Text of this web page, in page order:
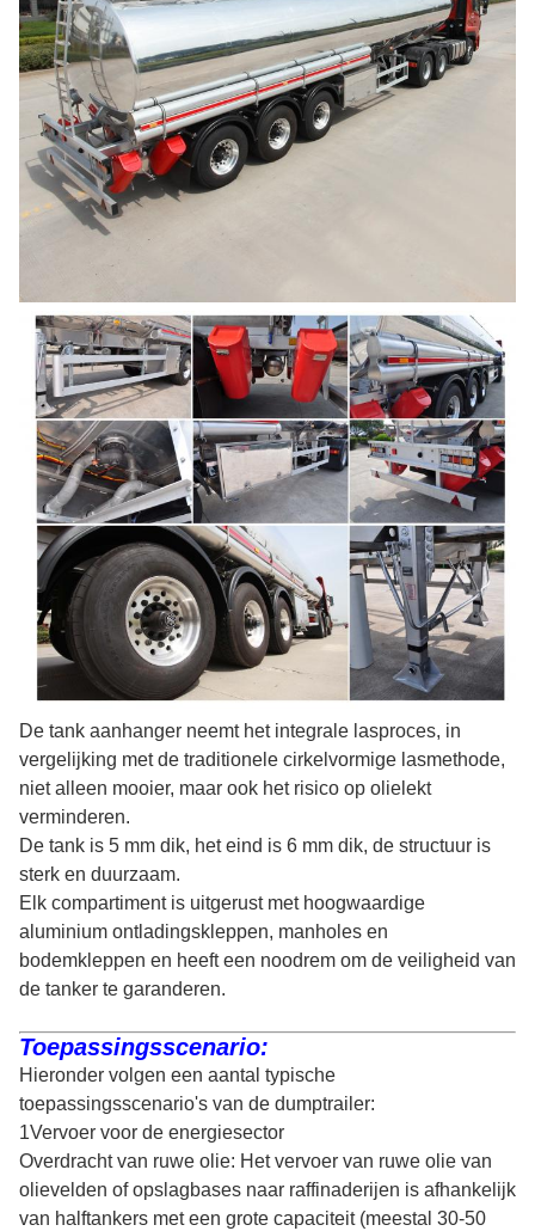
De tank aanhanger neemt het integrale lasproces, in
vergelijking met de traditionele cirkelvormige lasmethode,
niet alleen mooier, maar ook het risico op olielekt
verminderen.
De tank is 5 mm dik, het eind is 6 mm dik, de structuur is
sterk en duurzaam.
Elk compartiment is uitgerust met hoogwaardige
aluminium ontladingskleppen, manholes en
bodemkleppen en heeft een noodrem om de veiligheid van
de tanker te garanderen.
Toepassingsscenario:
Hieronder volgen een aantal typische
toepassingsscenario's van de dumptrailer:
1Vervoer voor de energiesector
Overdracht van ruwe olie: Het vervoer van ruwe olie van
olievelden of opslagbases naar raffinaderijen is afhankelijk
van halftankers met een grote capaciteit (meestal 30-50